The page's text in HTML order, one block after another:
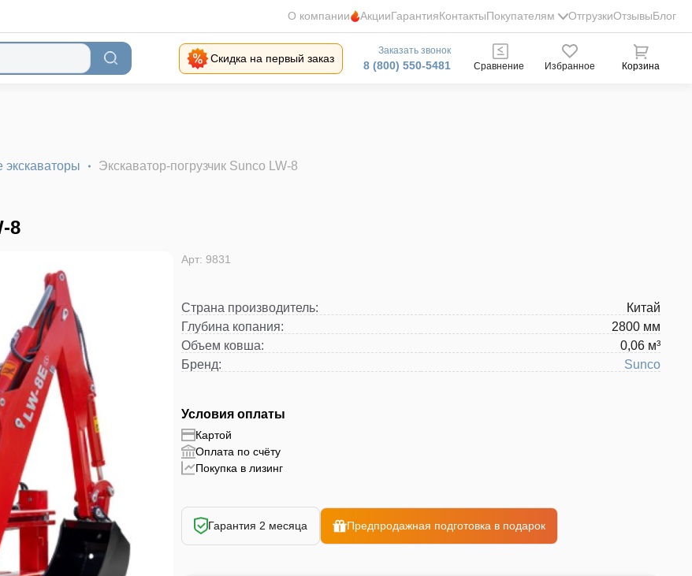
О компании АкцииГарантияКонтактыПокупателям ОтгрузкиОтзывыБлог
Скидка на первый заказ
Заказать звонок
8 (800) 550-5481 Сравнение Избранное Корзина
Экскаватор-погрузчик Sunco LW-8
8
Арт: 9831
Страна производитель:
Китай
Глубина копания:
2800 мм
Объем ковша:
0,06 м³
Бренд: Sunco
Условия оплаты
Картой
Оплата по счёту
Покупка в лизинг
Гарантия 2 месяца Предпродажная подготовка в подарок